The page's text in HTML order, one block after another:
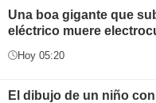
Una boa gigante que
eléctrico muere
Hoy 05:20
El dibujo de un niño